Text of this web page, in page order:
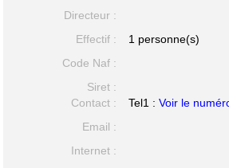
Directeur :
Effectif :
1 personne(s)
Code Naf :
Siret :
Contact :
Tel1 :Voir le
Email :
Internet :